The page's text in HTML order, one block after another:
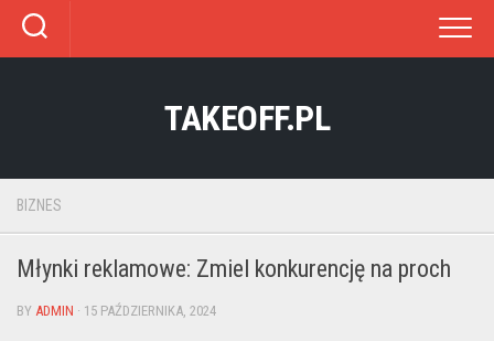
Skip
content
TAKEOFF.PL
BIZNES
Młynki reklamowe: Zmiel konkurencję na proch
BY ADMIN · 15 PAŹDZIERNIKA, 2024